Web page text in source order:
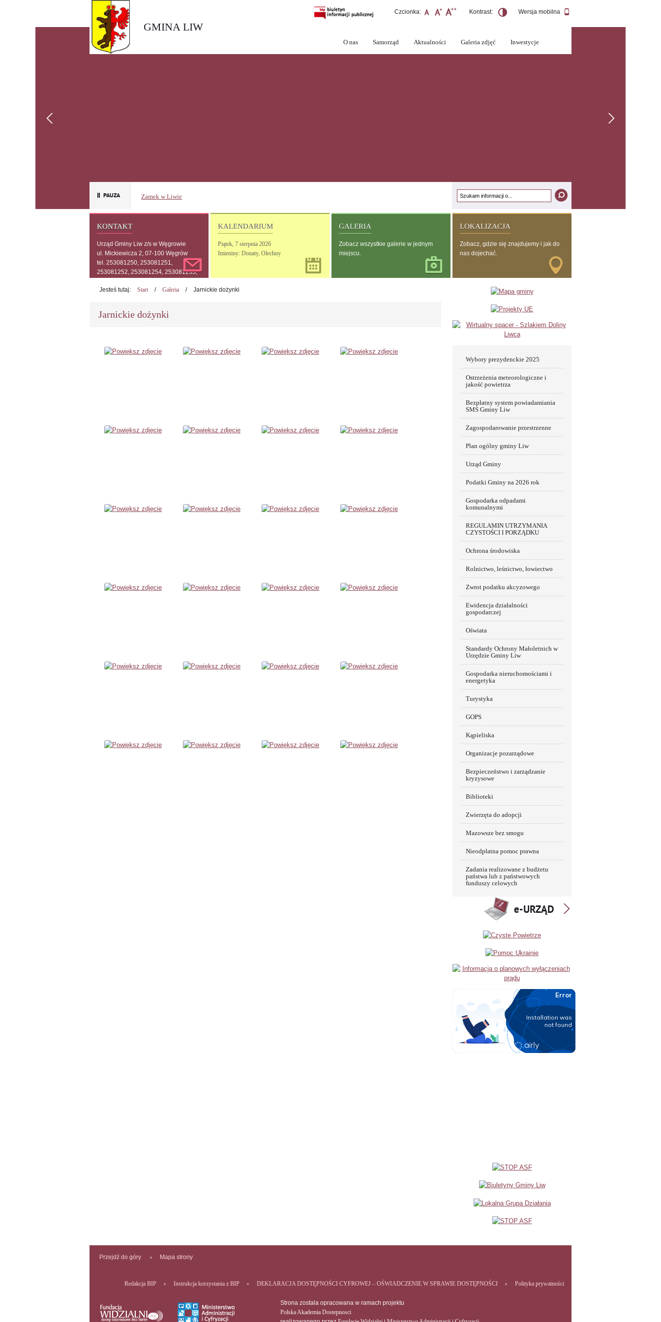
GMINA LIW
Wersja mobilna
Czcionka: Kontrast:
O nas Samorząd Aktualności Galeria zdjęć Inwestycje
Zamek w Liwie
KONTAKT
Urząd Gminy Liw z/s w Węgrowie
ul. Mickiewicza 2, 07-100 Węgrów
tel. 253081250, 253081251,
253081252, 253081254, 253081255,
KALENDARIUM
Piątek, 7 sierpnia 2026
Imieniny: Donaty, Olechny
GALERIA
Zobacz wszystkie galerie w jednym
miejscu.
LOKALIZACJA
Zobacz, gdzie się znajdujemy i jak do
nas dojechać.
Jesteś tutaj: Start / Galeria / Jarnickie dożynki
Jarnickie dożynki
Wybory prezydenckie 2025
Ostrzeżenia meteorologiczne i
jakość powietrza
Bezpłatny system powiadamiania
SMS Gminy Liw
Zagospodarowanie przestrzenne
Plan ogólny gminy Liw
Urząd Gminy
Podatki Gminy na 2026 rok
Gospodarka odpadami
komunalnymi
REGULAMIN UTRZYMANIA
CZYSTOŚCI I PORZĄDKU
Ochrona środowiska
Rolnictwo, leśnictwo, łowiectwo
Zwrot podatku akcyzowego
Ewidencja działalności
gospodarczej
Oświata
Standardy Ochrony Małoletnich w
Urzędzie Gminy Liw
Gospodarka nieruchomościami i
energetyka
Turystyka
GOPS
Kąpieliska
Organizacje pozarządowe
Bezpieczeństwo i zarządzanie
kryzysowe
Biblioteki
Zwierzęta do adopcji
Mazowsze bez smogu
Nieodpłatna pomoc prawna
Zadania realizowane z budżetu
państwa lub z państwowych
funduszy celowych
Przejdź do góry Mapa strony
Redakcja BIP Instrukcja korzystania z BIP DEKLARACJA DOSTĘPNOŚCI CYFROWEJ – OŚWIADCZENIE W SPRAWIE DOSTĘPNOŚCI Polityka prywatności
Strona zostala opracowana w ramach projektu
Polska Akademia Dostepnosci